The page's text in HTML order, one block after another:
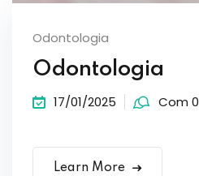
Odontologia
Odontologia
17/01/2025 Com 0
Learn More